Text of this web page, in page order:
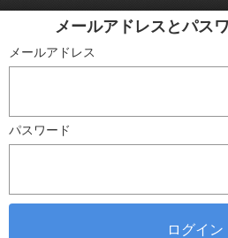
メールアドレスとパス
メールアドレス
パスワード